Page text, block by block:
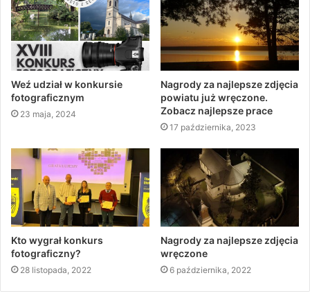
Weź udział w konkursie
fotograficznym
23 maja, 2024
Nagrody za najlepsze zdjęcia
powiatu już wręczone.
Zobacz najlepsze prace
17 października, 2023
Kto wygrał konkurs
fotograficzny?
28 listopada, 2022
Nagrody za najlepsze zdjęcia
wręczone
6 października, 2022